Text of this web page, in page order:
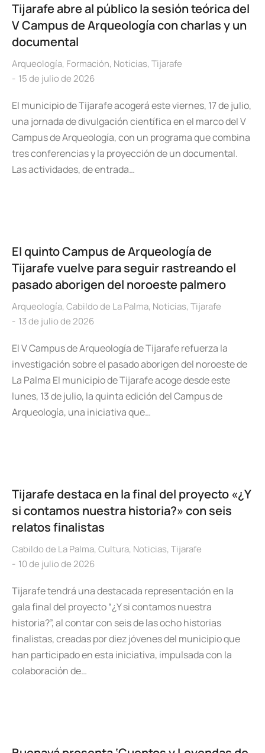
Tijarafe abre al público la sesión teórica del
V Campus de Arqueología con charlas y un
documental
Arqueología, Formación, Noticias, Tijarafe
15 de julio de 2026
El municipio de Tijarafe acogerá este viernes, 17 de julio,
una jornada de divulgación científica en el marco del V
Campus de Arqueología, con un programa que combina
tres conferencias y la proyección de un documental.
Las actividades, de entrada…
El quinto Campus de Arqueología de
Tijarafe vuelve para seguir rastreando el
pasado aborigen del noroeste palmero
Arqueología, Cabildo de La Palma, Noticias, Tijarafe
13 de julio de 2026
El V Campus de Arqueología de Tijarafe refuerza la
investigación sobre el pasado aborigen del noroeste de
La Palma El municipio de Tijarafe acoge desde este
lunes, 13 de julio, la quinta edición del Campus de
Arqueología, una iniciativa que…
Tijarafe destaca en la final del proyecto «¿Y
si contamos nuestra historia?» con seis
relatos finalistas
Cabildo de La Palma, Cultura, Noticias, Tijarafe
10 de julio de 2026
Tijarafe tendrá una destacada representación en la
gala final del proyecto “¿Y si contamos nuestra
historia?”, al contar con seis de las ocho historias
finalistas, creadas por diez jóvenes del municipio que
han participado en esta iniciativa, impulsada con la
colaboración de…